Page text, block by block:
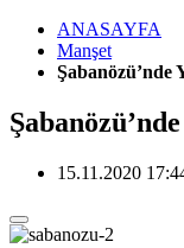
ANASAYFA
Manşet
Şabanözü’nde
15.11.2020